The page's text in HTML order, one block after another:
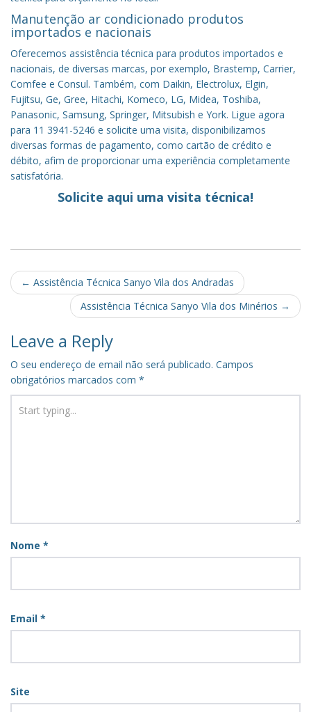
Manutenção ar condicionado produtos
importados e nacionais
Oferecemos assistência técnica para produtos importados e
nacionais, de diversas marcas, por exemplo, Brastemp, Carrier,
Comfee e Consul. Também, com Daikin, Electrolux, Elgin,
Fujitsu, Ge, Gree, Hitachi, Komeco, LG, Midea, Toshiba,
Panasonic, Samsung, Springer, Mitsubish e York. Ligue agora
para 11 3941-5246 e solicite uma visita, disponibilizamos
diversas formas de pagamento, como cartão de crédito e
débito, afim de proporcionar uma experiência completamente
satisfatória.
Solicite aqui uma visita técnica!
Post
navigation
← Assistência Técnica Sanyo Vila dos Andradas
Assistência Técnica Sanyo Vila dos Minérios →
Leave a Reply
O seu endereço de email não será publicado. Campos
obrigatórios marcados com *
Nome *
Email *
Site